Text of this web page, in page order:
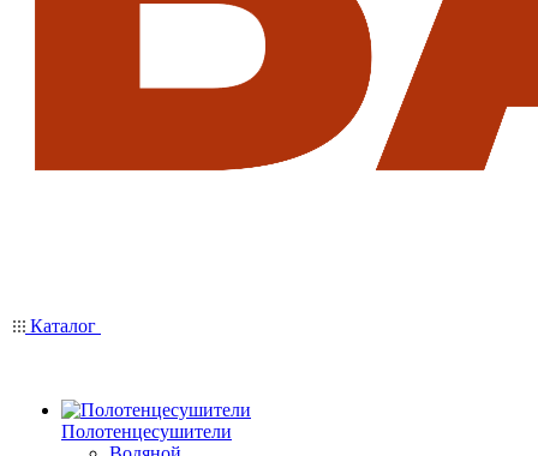
Каталог
Полотенцесушители